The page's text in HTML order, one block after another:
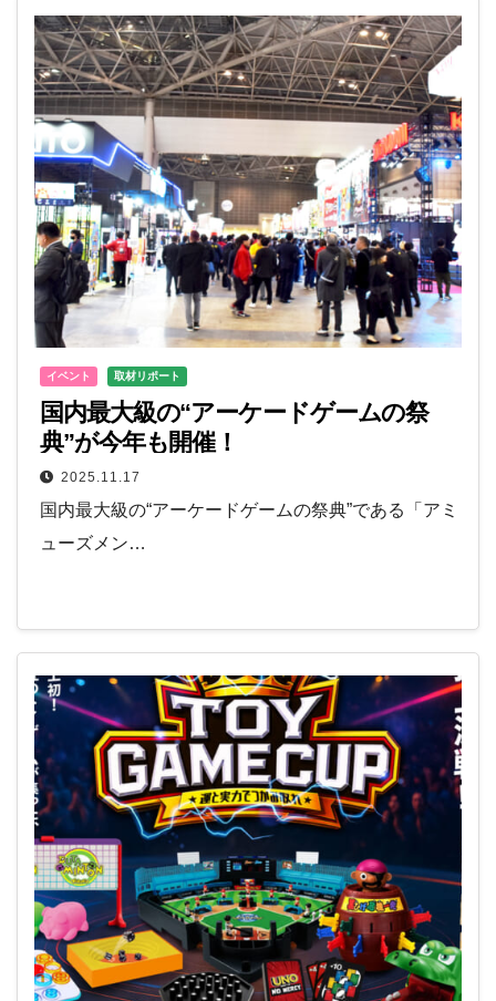
イベント 取材リポート
国内最大級の“アーケードゲームの祭
典”が今年も開催！
2025.11.17
国内最大級の“アーケードゲームの祭典”である「アミ
ューズメン…